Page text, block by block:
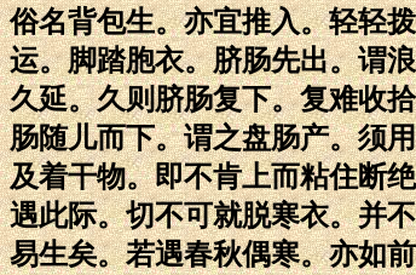
俗名背包生。亦宜推入。轻轻
运。脚踏胞衣。脐肠先出。谓
久延。久则脐肠复下。复难收
肠随儿而下。谓之盘肠产。须
及着干物。即不肯上而粘住断
遇此际。切不可就脱寒衣。并
易生矣。若遇春秋偶寒。亦如